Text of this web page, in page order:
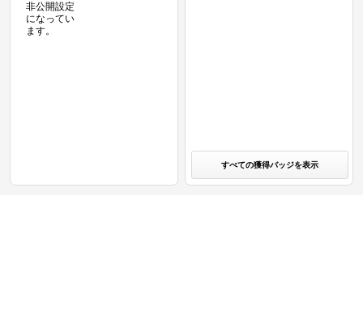
非公開設定
になってい
ます。
すべての獲得バッジを表示